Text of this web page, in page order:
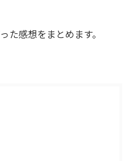
た感想をまとめます。